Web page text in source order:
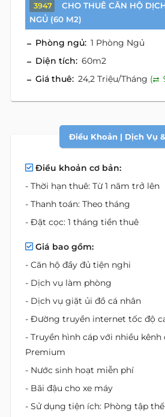
3947
CHO THUÊ CĂN HỘ
NGỦ (60 M2)
Phòng ngủ: 1 Phòng Ngủ
Diện tích: 60m2
Giá thuê: 24,2 Triệu/Tháng (
Điều Khoản | Dịch Vụ
Điều khoản cơ bản:
- Thời hạn thuê: Từ 1 năm trở lên
- Thanh toán: Theo tháng
- Đặt cọc: 1 tháng tiền thuê
Giá bao gồm:
- Căn hộ đầy đủ tiện nghi
- Dịch vụ làm phòng
- Dịch vụ giặt ủi đồ cá nhân
- Đường truyền internet tốc độ
- Truyền hình cáp với nhiều kênh
Premium
- Nước sinh hoạt miễn phí
- Bãi đậu cho xe máy
- Sử dụng tiện ích: Phòng tập